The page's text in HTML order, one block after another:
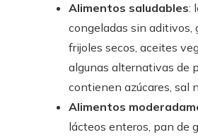
Alimentos saludables:
congeladas sin aditivos,
frijoles secos, aceites
algunas alternativas de
contienen azúcares, sal
Alimentos
lácteos enteros, pan de